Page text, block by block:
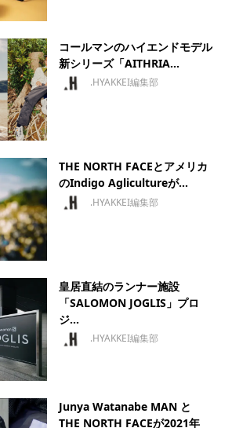
コールマンのハイエンドモデル
新シリーズ「AITHRIA...
.HYAKKEI編集部
THE NORTH FACEとアメリカ
のIndigo Aglicultureが...
.HYAKKEI編集部
皇居直結のランナー施設
「SALOMON JOGLIS」プロ
ジ...
.HYAKKEI編集部
Junya Watanabe MAN と
THE NORTH FACEが2021年